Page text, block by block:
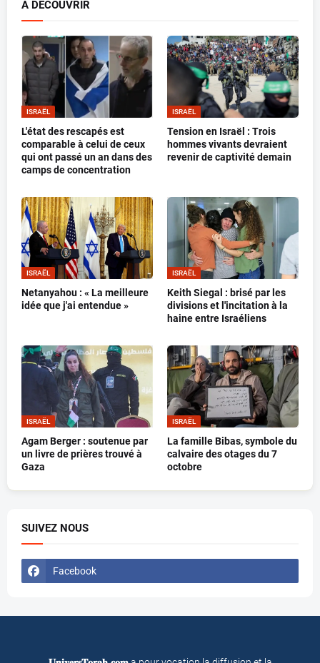
A DECOUVRIR
ISRAËL
L'état des rescapés est
comparable à celui de ceux
qui ont passé un an dans des
camps de concentration
ISRAËL
Tension en Israël : Trois
hommes vivants devraient
revenir de captivité demain
ISRAËL
Netanyahou : « La meilleure
idée que j'ai entendue »
ISRAËL
Keith Siegal : brisé par les
divisions et l'incitation à la
haine entre Israéliens
ISRAËL
Agam Berger : soutenue par
un livre de prières trouvé à
Gaza
ISRAËL
La famille Bibas, symbole du
calvaire des otages du 7
octobre
SUIVEZ NOUS
Facebook